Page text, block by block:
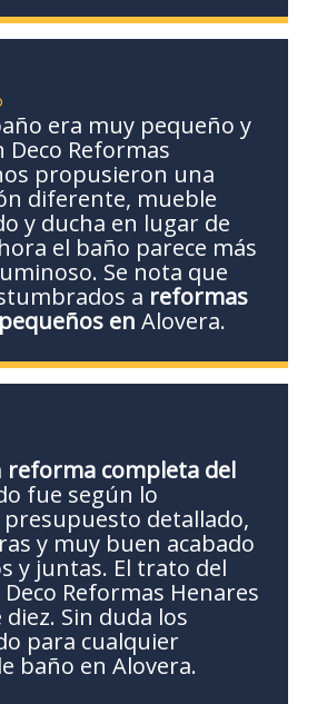
era muy pequeño y
Deco Reformas
propusieron una
diferente, mueble
y ducha en lugar de
el baño parece más
Se nota que
a reformas
en Alovera.
reforma completa del
fue según lo
presupuesto detallado,
y muy buen acabado
y juntas. El trato del
Reformas Henares
diez. Sin duda los
para cualquier
baño en Alovera.